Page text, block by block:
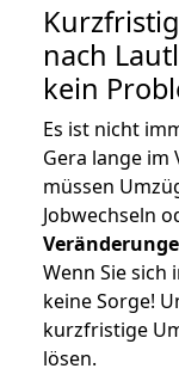
nach
kein
Es ist nicht
Gera lange im
müssen
Jobwechseln
Wenn Sie sich
keine Sorge!
kurzfristige
lösen.